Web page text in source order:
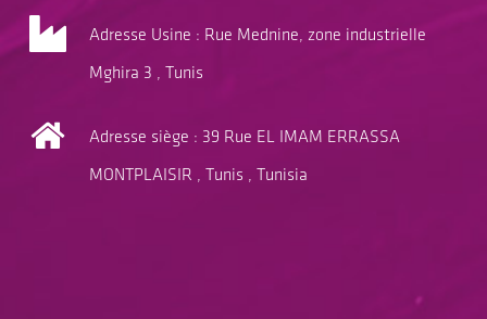
Adresse Usine : Rue Mednine, zone industrielle
Mghira 3 , Tunis
Adresse siège : 39 Rue EL IMAM ERRASSA
MONTPLAISIR , Tunis , Tunisia